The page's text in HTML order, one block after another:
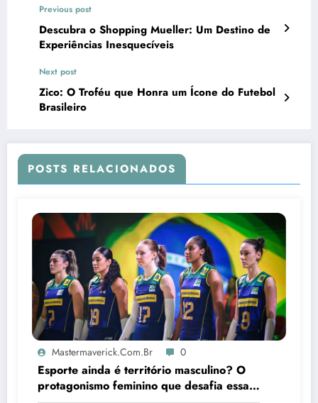
Previous post
Descubra o Shopping Mueller: Um Destino de
Experiências Inesquecíveis
Next post
Zico: O Troféu que Honra um Ícone do Futebol
Brasileiro
POSTS RELACIONADOS
Mastermaverick.com.br 0
Esporte ainda é território masculino? O
protagonismo feminino que desafia essa